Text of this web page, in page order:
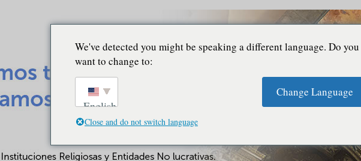
We've detected you might be speaking a different language. Do you
want to change to:
English
Change Language
Close and do not switch language